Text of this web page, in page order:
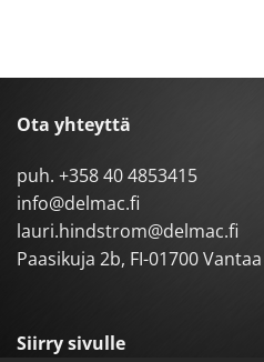
Ota yhteyttä
puh. +358 40 4853415
info@delmac.fi
lauri.hindstrom@delmac.fi
Paasikuja 2b, FI-01700 Vantaa
Siirry sivulle